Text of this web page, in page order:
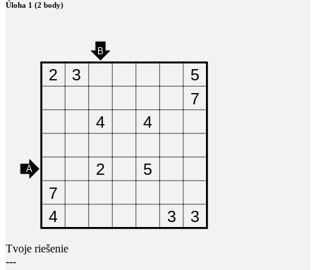
Úloha 1 (2 body)
Tvoje riešenie
---